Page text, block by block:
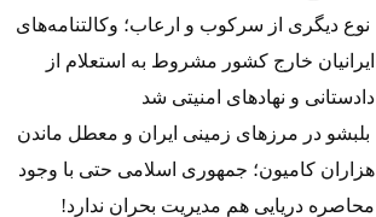
نوع دیگری از سرکوب و ارعاب؛ وکالتنامه‌های
ایرانیان خارج کشور مشروط به استعلام از
دادستانی و نهادهای امنیتی شد
بلبشو در مرزهای زمینی ایران و معطل ماندن
هزاران کامیون؛ جمهوری اسلامی حتی با وجود
محاصره دریایی هم مدیریت بحران ندارد!